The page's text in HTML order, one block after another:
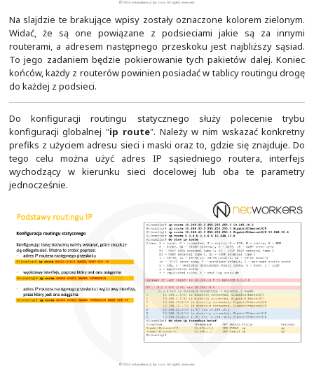
W tabeli powyżej znajdują się domyślnie stosowane w
wartości dystansu administracyjnego.
podsieciami, jakie znajdują się czy zostały
lokalnych interfejsach routera. Na slajdzie poniżej
tablice routingu zaraz po ustawieniu adresów IP na
Widać tam, że tablica routingu zawiera tylko podsieci
ustawionymi adresami IP.